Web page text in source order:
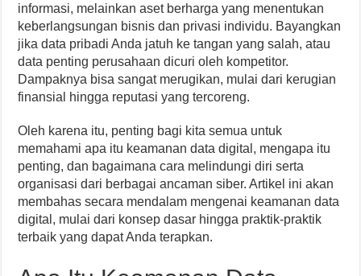
informasi, melainkan aset berharga yang menentukan
keberlangsungan bisnis dan privasi individu. Bayangkan
jika data pribadi Anda jatuh ke tangan yang salah, atau
data penting perusahaan dicuri oleh kompetitor.
Dampaknya bisa sangat merugikan, mulai dari kerugian
finansial hingga reputasi yang tercoreng.
Oleh karena itu, penting bagi kita semua untuk
memahami apa itu keamanan data digital, mengapa itu
penting, dan bagaimana cara melindungi diri serta
organisasi dari berbagai ancaman siber. Artikel ini akan
membahas secara mendalam mengenai keamanan data
digital, mulai dari konsep dasar hingga praktik-praktik
terbaik yang dapat Anda terapkan.